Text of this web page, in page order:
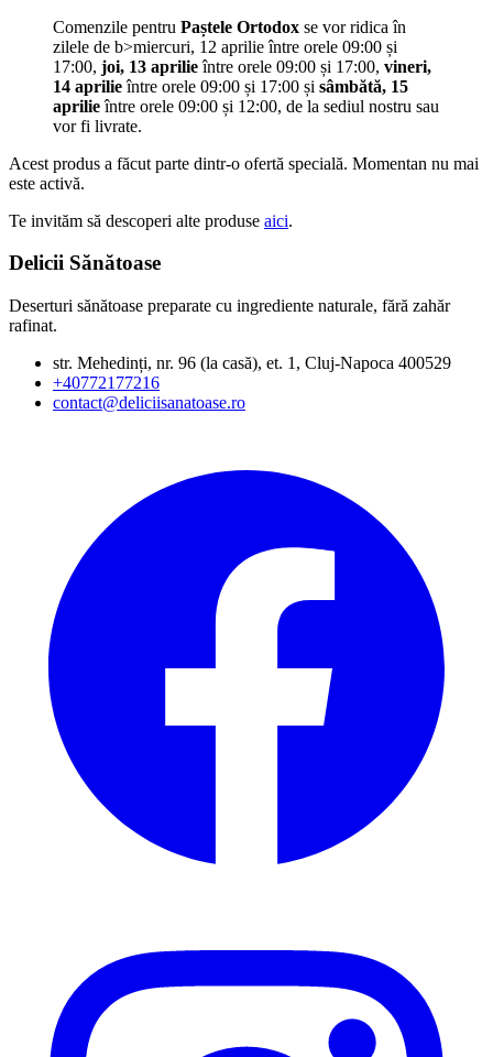
Comenzile pentru Paștele Ortodox se vor ridica în
zilele de b>miercuri, 12 aprilie între orele 09:00 și
17:00, joi, 13 aprilieîntre orele 09:00 și 17:00, vineri,
14 aprilieîntre orele 09:00 și 17:00 și sâmbătă, 15
aprilieîntre orele 09:00 și 12:00, de la sediul nostru sau
vor fi livrate.
Acest produs a făcut parte dintr-o ofertă specială. Momentan nu mai
este activă.
Te invităm să descoperi alte produse aici.
Delicii Sănătoase
Deserturi sănătoase preparate cu ingrediente naturale, fără zahăr
rafinat.
str. Mehedinți, nr. 96 (la casă), et. 1, Cluj-Napoca 400529
+40772177216
contact@deliciisanatoase.ro